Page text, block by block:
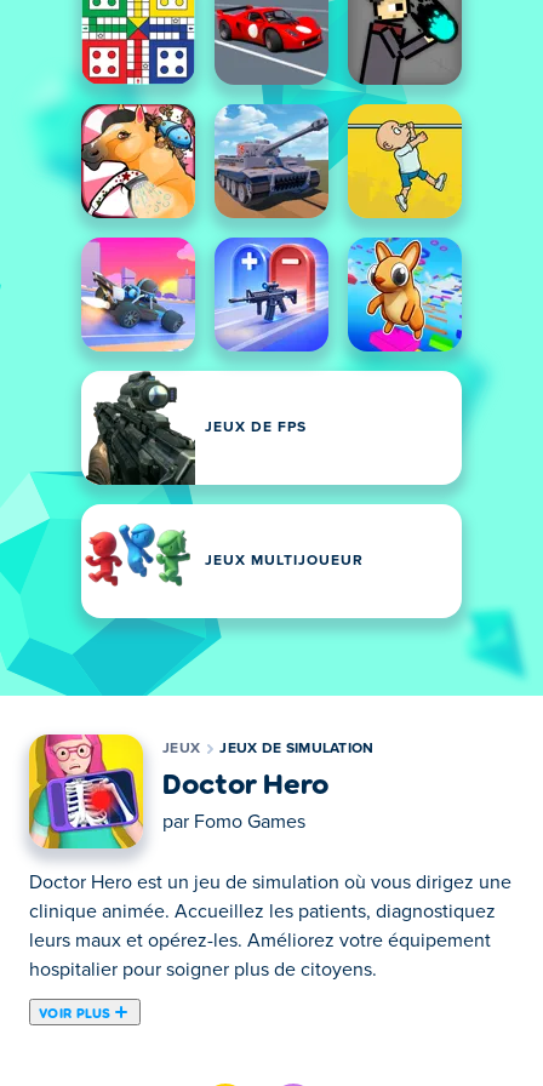
JEUX DE FPS
JEUX MULTIJOUEUR
JEUX JEUX DE SIMULATION
Doctor Hero
par Fomo Games
Doctor Hero est un jeu de simulation où vous dirigez une
clinique animée. Accueillez les patients, diagnostiquez
leurs maux et opérez-les. Améliorez votre équipement
hospitalier pour soigner plus de citoyens.
VOIR PLUS